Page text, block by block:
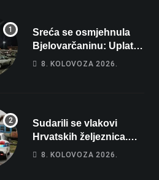
Sreća se osmjehnula
Bjelovarčaninu: Uplatio
samo 4 eura, a osvojio
8. KOLOVOZA 2026.
Sudarili se vlakovi
Hrvatskih željeznica.
Šestero osoba teško
8. KOLOVOZA 2026.